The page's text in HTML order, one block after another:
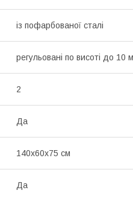
із пофарбованої сталі
регульовані по висоті до 10
2
Да
140x60x75 см
Да